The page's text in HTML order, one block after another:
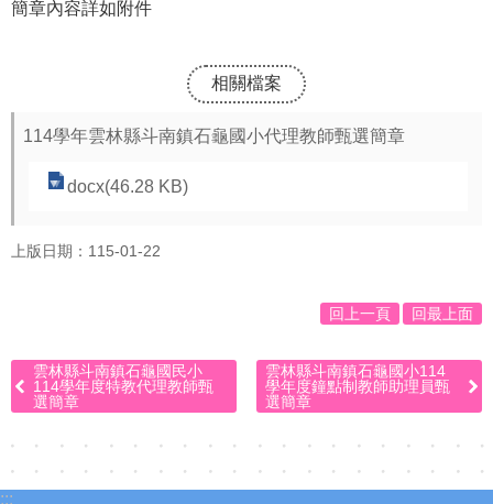
簡章內容詳如附件
相關檔案
114學年雲林縣斗南鎮石龜國小代理教師甄選簡章
docx(46.28 KB)
上版日期：115-01-22
回上一頁 回最上面
雲林縣斗南鎮石龜國民小
114學年度特教代理教師甄
選簡章
雲林縣斗南鎮石龜國小114
學年度鐘點制教師助理員甄
選簡章
:::